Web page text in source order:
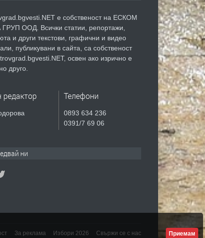
е собственост на ЕСКОМ
ООД. Всички статии, репортажи,
и други текстови, графични и видео
публикувани в сайта, са собственост
освен ако изрично е
друго.
редактор Телефони
0893 634 236
0391/7 69 06
ни
За реклама Избори 2026 Свържи се с нас Приемам